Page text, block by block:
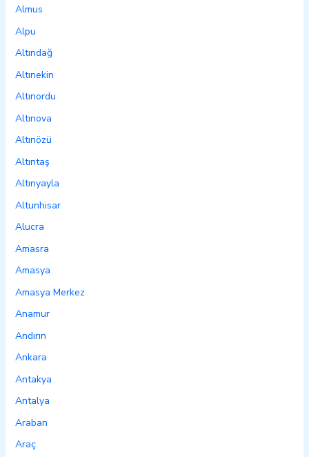
Almus
Alpu
Altındağ
Altınekin
Altınordu
Altınova
Altınözü
Altıntaş
Altınyayla
Altunhisar
Alucra
Amasra
Amasya
Amasya Merkez
Anamur
Andırın
Ankara
Antakya
Antalya
Araban
Araç